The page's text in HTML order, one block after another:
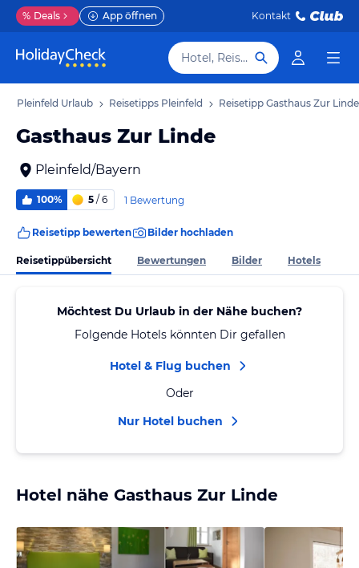
% Deals App öffnen Kontakt
Hotel, Reiseziel
Pleinfeld Urlaub Reisetipps Pleinfeld Reisetipp Gasthaus Zur Linde
Gasthaus Zur Linde
Pleinfeld/Bayern
100% 5 / 6 1 Bewertung
Reisetipp bewerten Bilder hochladen
Reisetippübersicht Bewertungen Bilder Hotels
Möchtest Du Urlaub in der Nähe buchen?
Folgende Hotels könnten Dir gefallen
Hotel & Flug buchen
Oder
Nur Hotel buchen
Hotel nähe Gasthaus Zur Linde